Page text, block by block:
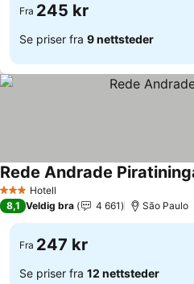
Fra 245 kr
Se priser fra 9 nettsteder
3 StjernerHotell
Rede Andrade
8,1 Veldig bra 4 661 São Paulo
Fra 247 kr
Se priser fra 12 nettsteder